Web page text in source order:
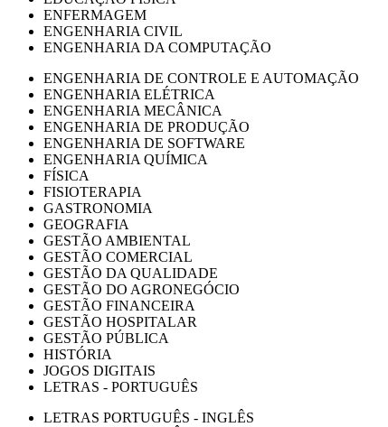
ENFERMAGEM
ENGENHARIA CIVIL
ENGENHARIA DA COMPUTAÇÃO
ENGENHARIA DE CONTROLE E AUTOMAÇÃO
ENGENHARIA ELÉTRICA
ENGENHARIA MECÂNICA
ENGENHARIA DE PRODUÇÃO
ENGENHARIA DE SOFTWARE
ENGENHARIA QUÍMICA
FÍSICA
FISIOTERAPIA
GASTRONOMIA
GEOGRAFIA
GESTÃO AMBIENTAL
GESTÃO COMERCIAL
GESTÃO DA QUALIDADE
GESTÃO DO AGRONEGÓCIO
GESTÃO FINANCEIRA
GESTÃO HOSPITALAR
GESTÃO PÚBLICA
HISTÓRIA
JOGOS DIGITAIS
LETRAS - PORTUGUÊS
LETRAS PORTUGUÊS - INGLÊS